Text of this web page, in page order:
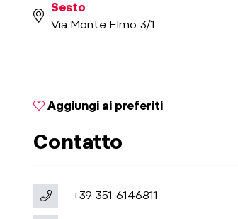
Sesto
Via Monte Elmo 3/1
Aggiungi ai preferiti
Contatto
+39 351 6146811